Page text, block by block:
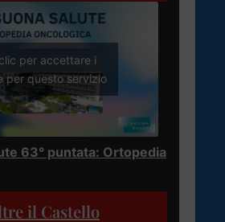
per accettare i
per questo servizio
63° puntata: Ortopedia
il Castello